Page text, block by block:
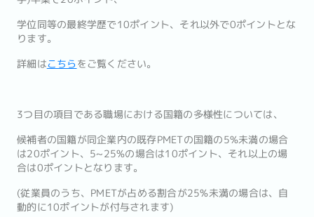
学位同等の最終学歴で10ポイント、それ以外で0ポイントとな
ります。
詳細はこちら をご覧ください。
3つ目の項目である職場における国籍の多様性については、
候補者の国籍が同企業内の既存PMETの国籍の5%未満の場合
は20ポイント、5~25%の場合は10ポイント、それ以上の場
合は0ポイントとなります。
(従業員のうち、PMETが占める割合が25%未満の場合は、自
動的に10ポイントが付与されます)